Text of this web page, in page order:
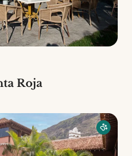
Roja